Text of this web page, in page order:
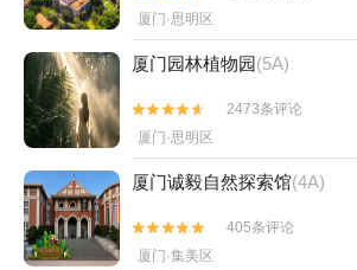
厦门·思明区
厦门园林植物园(5A)


2473条评论
厦门·思明区
厦门诚毅自然探索馆(4A)


405条评论
厦门·集美区